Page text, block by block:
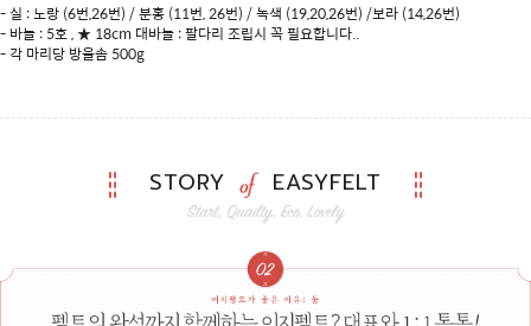
- 실 : 노랑 (6번,26번) / 분홍 (11번, 26번) / 녹색 (19,20,26번) /보라 (14,26번)
- 바늘 : 5호 , ★ 18cm 대바늘 : 팔다리 조립시 꼭 필요합니다..
- 각 마리당 방울솜 500g
STORY EASYFELT